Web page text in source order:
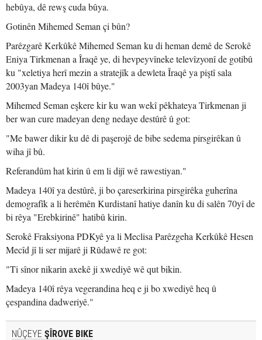
hebûya, dê rewş cuda bûya.
Gotinên Mihemed Seman çi bûn?
Parêzgarê Kerkûkê Mihemed Seman ku di heman demê de Serokê
Eniya Tirkmenan a Îraqê ye, di hevpeyvîneke televîzyonî de gotibû
ku "xeletiya herî mezin a stratejîk a dewleta Îraqê ya piştî sala
2003yan Madeya 140î bûye."
Mihemed Seman eşkere kir ku wan wekî pêkhateya Tirkmenan ji
ber wan cure madeyan deng nedaye destûrê û got:
"Me bawer dikir ku dê di paşerojê de bibe sedema pirsgirêkan û
wiha jî bû.
Referandûm hat kirin û em li dijî wê rawestiyan."
Madeya 140î ya destûrê, ji bo çareserkirina pirsgirêka guherîna
demografîk a li herêmên Kurdistanî hatiye danîn ku di salên 70yî de
bi rêya "Erebkirinê" hatibû kirin.
Serokê Fraksiyona PDKyê ya li Meclisa Parêzgeha Kerkûkê Hesen
Mecîd jî li ser mijarê ji Rûdawê re got:
"Ti sînor nikarin axekê ji xwediyê wê qut bikin.
Madeya 140î rêya vegerandina heq e ji bo xwediyê heq û
çespandina dadweriyê."
NÛÇEYE ŞÎROVE BIKE